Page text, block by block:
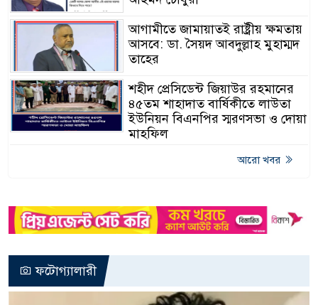
আগামীতে জামায়াতই রাষ্ট্রীয় ক্ষমতায়
আসবে: ডা. সৈয়দ আবদুল্লাহ মুহাম্মদ
তাহের
শহীদ প্রেসিডেন্ট জিয়াউর রহমানের
৪৫তম শাহাদাত বার্ষিকীতে লাউতা
ইউনিয়ন বিএনপির স্মরণসভা ও দোয়া
মাহফিল
আরো খবর
ফটোগ্যালারী